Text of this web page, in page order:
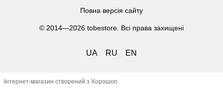
Повна версія сайту
© 2014—2026 tobestore. Всі права захищені
UA RU EN
Інтернет-магазин створений з Хорошоп